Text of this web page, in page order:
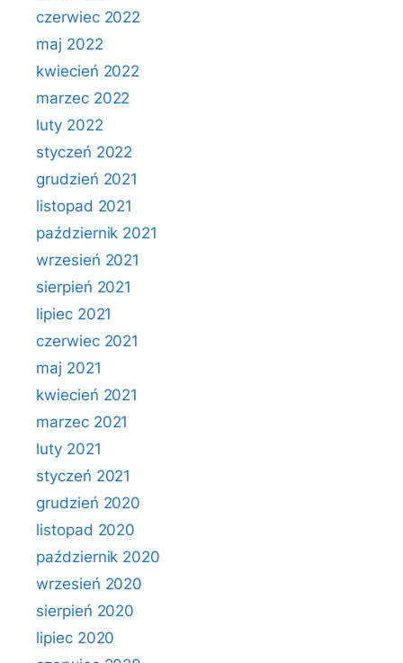
czerwiec 2022
maj 2022
kwiecień 2022
marzec 2022
luty 2022
styczeń 2022
grudzień 2021
listopad 2021
październik 2021
wrzesień 2021
sierpień 2021
lipiec 2021
czerwiec 2021
maj 2021
kwiecień 2021
marzec 2021
luty 2021
styczeń 2021
grudzień 2020
listopad 2020
październik 2020
wrzesień 2020
sierpień 2020
lipiec 2020